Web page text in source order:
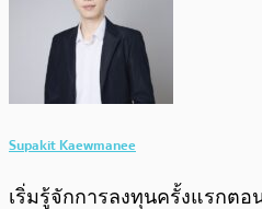
Supakit Kaewmanee
เริ่มรู้จักการลงทุนครั้งแรกตอ